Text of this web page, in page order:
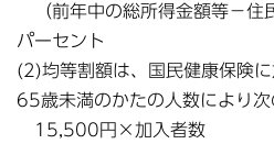
（前年中の総所得金額等－
パーセント
(2)均等割額は、国民健康保険
65歳未満のかたの人数により次
15,500円×加入者数